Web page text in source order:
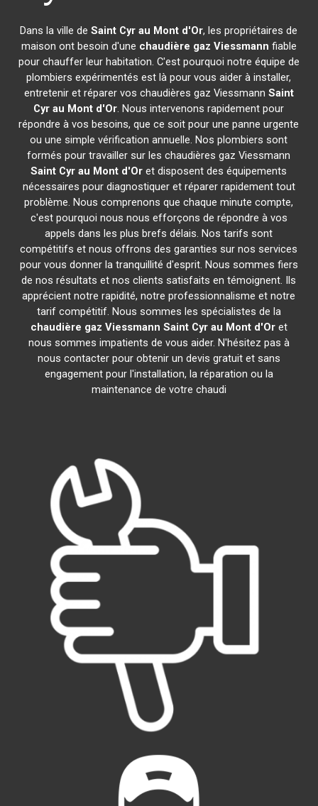
Dans la ville deSaint Cyr au Mont d'Or, les propriétaires de
maison ont besoin d'une chaudière gaz Viessmann fiable
pour chauffer leur habitation. C'est pourquoi notre équipe de
plombiers expérimentés est là pour vous aider à installer,
entretenir et réparer vos chaudières gaz Viessmann Saint
Cyr au Mont d'Or. Nous intervenons rapidement pour
répondre à vos besoins, que ce soit pour une panne urgente
ou une simple vérification annuelle. Nos plombiers sont
formés pour travailler sur les chaudières gaz Viessmann
Saint Cyr au Mont d'Or et disposent des équipements
nécessaires pour diagnostiquer et réparer rapidement tout
problème. Nous comprenons que chaque minute compte,
c'est pourquoi nous nous efforçons de répondre à vos
appels dans les plus brefs délais. Nos tarifs sont
compétitifs et nous offrons des garanties sur nos services
pour vous donner la tranquillité d'esprit. Nous sommes fiers
de nos résultats et nos clients satisfaits en témoignent. Ils
apprécient notre rapidité, notre professionnalisme et notre
tarif compétitif. Nous sommes les spécialistes de la
chaudière gaz Viessmann Saint Cyr au Mont d'Oret
nous sommes impatients de vous aider. N'hésitez pas à
nous contacter pour obtenir un devis gratuit et sans
engagement pour l'installation, la réparation ou la
maintenance de votre chaudi